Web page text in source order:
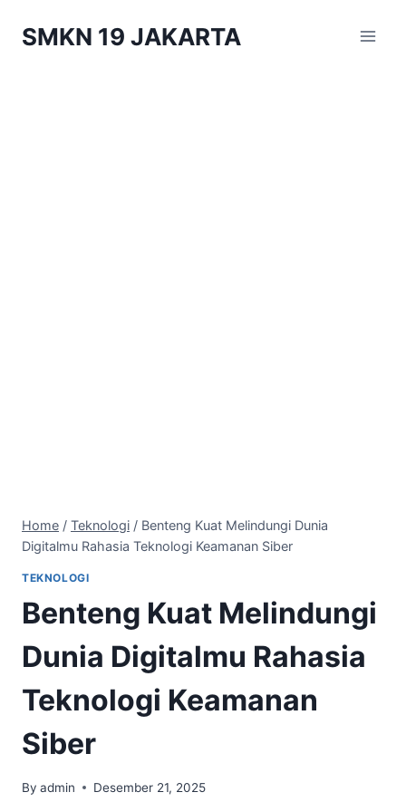
SMKN 19 JAKARTA
Home / Teknologi / Benteng Kuat Melindungi Dunia
Digitalmu Rahasia Teknologi Keamanan Siber
TEKNOLOGI
Benteng Kuat Melindungi
Dunia Digitalmu Rahasia
Teknologi Keamanan
Siber
By admin Desember 21, 2025